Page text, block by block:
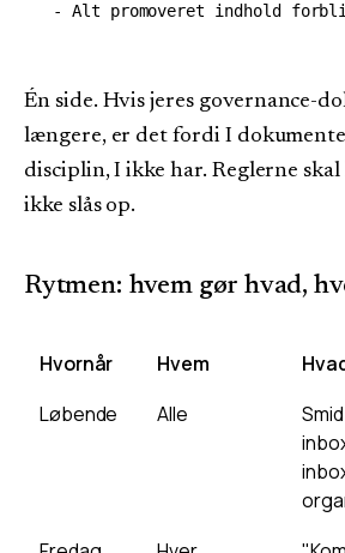
Én side. Hvis jeres governance-
længere, er det fordi I
disciplin, I ikke har. Reglerne skal
ikke slås op.
Rytmen: hvem gør hvad,
Hvornår Hvem
Løbende
Alle